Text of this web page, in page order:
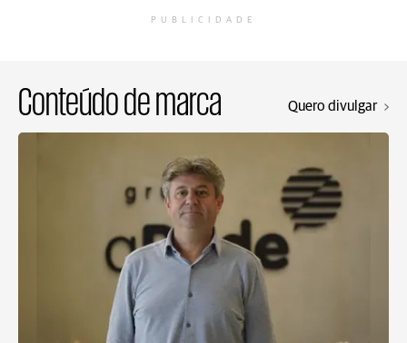
PUBLICIDADE
Conteúdo de marca Quero divulgar